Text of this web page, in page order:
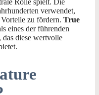
Rolle spielt. Die
verwendet,
zu fördern. True
eines der führenden
diese wertvolle